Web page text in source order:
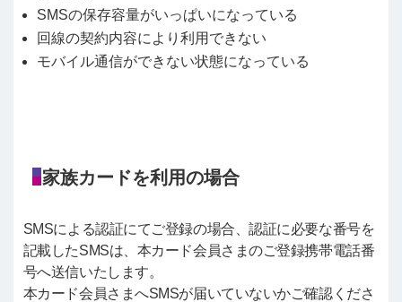
SMSの保存容量がいっぱいになっている
回線の契約内容により利用できない
モバイル通信ができない状態になっている
家族カードを利用の場合
SMSによる認証にてご登録の場合、認証に必要な番号を
記載したSMSは、本カード会員さまのご登録携帯電話番
号へ送信いたします。
本カード会員さまへSMSが届いていないかご確認くださ